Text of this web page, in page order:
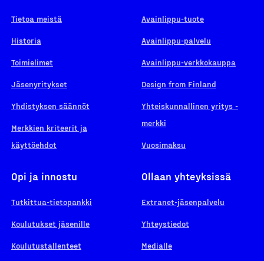
Tietoa meistä
Historia
Toimielimet
Jäsenyritykset
Yhdistyksen säännöt
Merkkien kriteerit ja
käyttöehdot
Avainlippu-tuote
Avainlippu-palvelu
Avainlippu-verkkokauppa
Design from Finland
Yhteiskunnallinen yritys -
merkki
Vuosimaksu
Opi ja innostu
Tutkittua-tietopankki
Koulutukset jäsenille
Koulutustallenteet
Ollaan yhteyksissä
Extranet-jäsenpalvelu
Yhteystiedot
Medialle